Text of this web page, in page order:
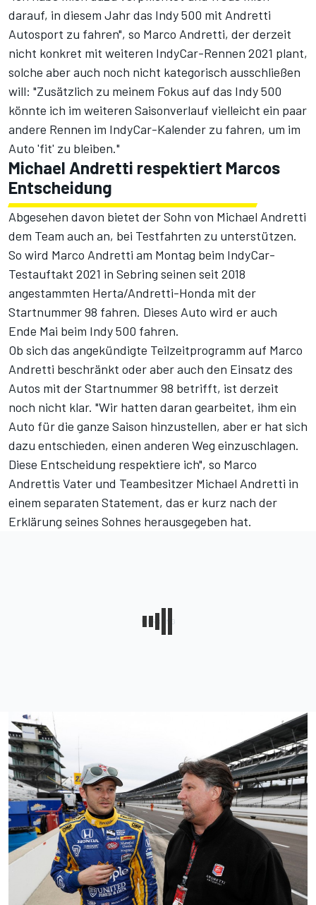
darauf, in diesem Jahr das Indy 500 mit Andretti
Autosport zu fahren", so Marco Andretti, der derzeit
nicht konkret mit weiteren IndyCar-Rennen 2021 plant,
solche aber auch noch nicht kategorisch ausschließen
will: "Zusätzlich zu meinem Fokus auf das Indy 500
könnte ich im weiteren Saisonverlauf vielleicht ein paar
andere Rennen im IndyCar-Kalender zu fahren, um im
Auto 'fit' zu bleiben."
Michael Andretti respektiert Marcos
Entscheidung
Abgesehen davon bietet der Sohn von Michael Andretti
dem Team auch an, bei Testfahrten zu unterstützen.
So wird Marco Andretti am Montag beim IndyCar-
Testauftakt 2021 in Sebring seinen seit 2018
angestammten Herta/Andretti-Honda mit der
Startnummer 98 fahren. Dieses Auto wird er auch
Ende Mai beim Indy 500 fahren.
Ob sich das angekündigte Teilzeitprogramm auf Marco
Andretti beschränkt oder aber auch den Einsatz des
Autos mit der Startnummer 98 betrifft, ist derzeit
noch nicht klar. "Wir hatten daran gearbeitet, ihm ein
Auto für die ganze Saison hinzustellen, aber er hat sich
dazu entschieden, einen anderen Weg einzuschlagen.
Diese Entscheidung respektiere ich", so Marco
Andrettis Vater und Teambesitzer Michael Andretti in
einem separaten Statement, das er kurz nach der
Erklärung seines Sohnes herausgegeben hat.